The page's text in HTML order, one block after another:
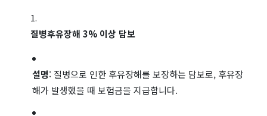
질병후유장해 3% 이상 담보
설명: 질병으로 인한 후유장해를 보장하는 담보로, 후유장
해가 발생했을 때 보험금을 지급합니다.